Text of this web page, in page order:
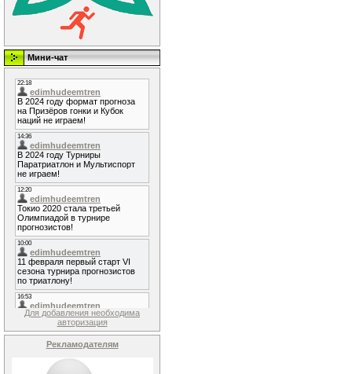
Мини-чат
Для добавления необходима
авторизация
Рекламодателям